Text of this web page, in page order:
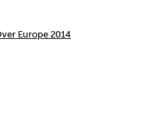
Europe 2014